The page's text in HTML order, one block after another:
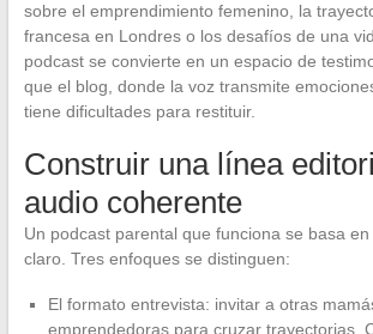
sobre el emprendimiento femenino, la
francesa en Londres o los desafíos de una
podcast se convierte en un espacio de
que el blog, donde la voz transmite
tiene dificultades para restituir.
Construir una línea
audio coherente
Un podcast parental que funciona se basa
claro. Tres enfoques se distinguen:
El formato entrevista: invitar a otras
emprendedoras para cruzar trayectorias.